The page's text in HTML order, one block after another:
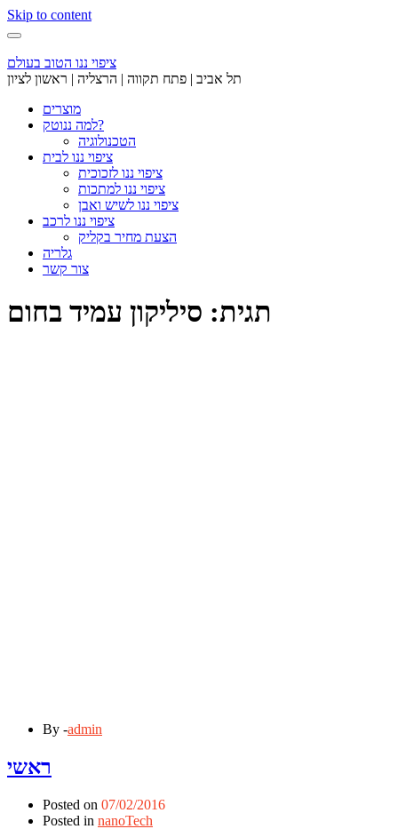
Skip to content
ציפוי ננו הטוב בעולם
תל אביב | פתח תקווה | הרצליה | ראשון לציון
מוצרים
למה ננוטק?
הטכנולוגיה
ציפוי ננו לבית
ציפוי ננו לזכוכית
ציפוי ננו למתכות
ציפוי ננו לשיש ואבן
ציפוי ננו לרכב
הצעת מחיר בקליק
גלריה
צור קשר
תגית: סיליקון עמיד בחום
By -admin
ראשי
Posted on 07/02/2016
Posted in nanoTech